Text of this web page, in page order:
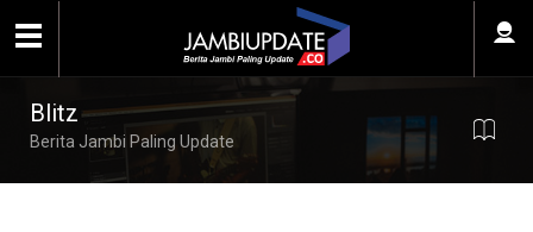
Blitz
Berita Jambi Paling Update